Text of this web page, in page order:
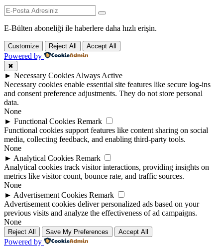
E-Bülten aboneliği ile haberlere daha hızlı erişin.
Customize Reject All Accept All
Powered by
✖
► Necessary Cookies Always Active
Necessary cookies enable essential site features like secure log-ins
and consent preference adjustments. They do not store personal
data.
None
► Functional Cookies Remark
Functional cookies support features like content sharing on social
media, collecting feedback, and enabling third-party tools.
None
► Analytical Cookies Remark
Analytical cookies track visitor interactions, providing insights on
metrics like visitor count, bounce rate, and traffic sources.
None
► Advertisement Cookies Remark
Advertisement cookies deliver personalized ads based on your
previous visits and analyze the effectiveness of ad campaigns.
None
Reject All Save My Preferences Accept All
Powered by